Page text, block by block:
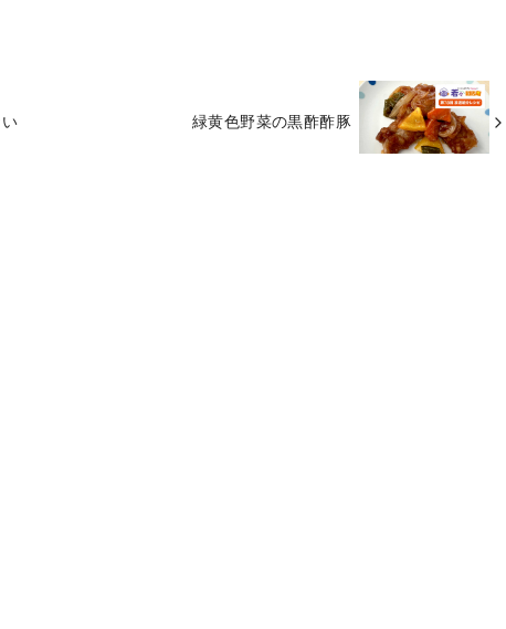
緑黄色野菜の黒酢酢豚